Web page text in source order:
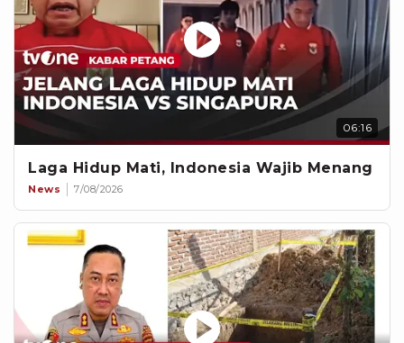
06:16
Laga Hidup Mati, Indonesia Wajib Menang
News 7/08/2026